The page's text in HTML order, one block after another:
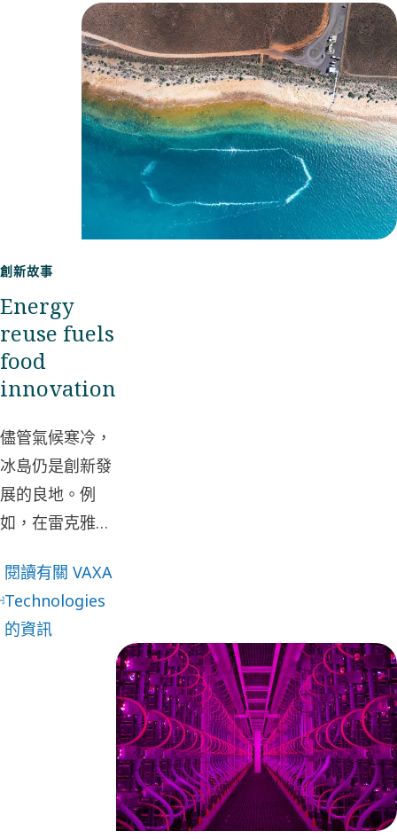
創新故事
Energy
reuse fuels
food
innovation
儘管氣候寒冷，
冰島仍是創新發
展的良地。例
如，在雷克雅維
區，科技新創公
司 VAXA
Technologies
閱讀有關 VAXA
Technologies
的資訊